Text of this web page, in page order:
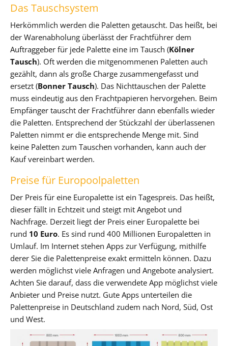
Das Tauschsystem
Herkömmlich werden die Paletten getauscht. Das heißt, bei
der Warenabholung überlässt der Frachtführer dem
Auftraggeber für jede Palette eine im Tausch (Kölner
Tausch). Oft werden die mitgenommenen Paletten auch
gezählt, dann als große Charge zusammengefasst und
ersetzt (Bonner Tausch). Das Nichttauschen der Palette
muss eindeutig aus den Frachtpapieren hervorgehen. Beim
Empfänger tauscht der Frachtführer dann ebenfalls wieder
die Paletten. Entsprechend der Stückzahl der überlassenen
Paletten nimmt er die entsprechende Menge mit. Sind
keine Paletten zum Tauschen vorhanden, kann auch der
Kauf vereinbart werden.
Preise für Europoolpaletten
Der Preis für eine Europalette ist ein Tagespreis. Das heißt,
dieser fällt in Echtzeit und steigt mit Angebot und
Nachfrage. Derzeit liegt der Preis einer Europalette bei
rund 10 Euro. Es sind rund 400 Millionen Europaletten in
Umlauf. Im Internet stehen Apps zur Verfügung, mithilfe
derer Sie die Palettenpreise exakt ermitteln können. Dazu
werden möglichst viele Anfragen und Angebote analysiert.
Achten Sie darauf, dass die verwendete App möglichst viele
Anbieter und Preise nutzt. Gute Apps unterteilen die
Palettenpreise in Deutschland zudem nach Nord, Süd, Ost
und West.